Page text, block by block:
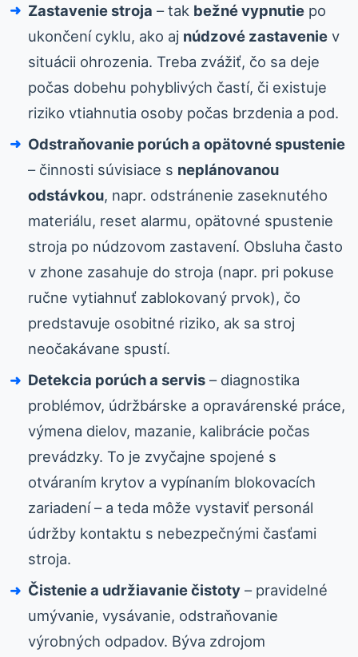
Zastavenie stroja – tak bežné vypnutie po
ukončení cyklu, ako aj núdzové zastavenie v
situácii ohrozenia. Treba zvážiť, čo sa deje
počas dobehu pohyblivých častí, či existuje
riziko vtiahnutia osoby počas brzdenia a pod.
Odstraňovanie porúch a opätovné spustenie
– činnosti súvisiace s neplánovanou
odstávkou, napr. odstránenie zaseknutého
materiálu, reset alarmu, opätovné spustenie
stroja po núdzovom zastavení. Obsluha často
v zhone zasahuje do stroja (napr. pri pokuse
ručne vytiahnuť zablokovaný prvok), čo
predstavuje osobitné riziko, ak sa stroj
neočakávane spustí.
Detekcia porúch a servis – diagnostika
problémov, údržbárske a opravárenské práce,
výmena dielov, mazanie, kalibrácie počas
prevádzky. To je zvyčajne spojené s
otváraním krytov a vypínaním blokovacích
zariadení – a teda môže vystaviť personál
údržby kontaktu s nebezpečnými časťami
stroja.
Čistenie a udržiavanie čistoty – pravidelné
umývanie, vysávanie, odstraňovanie
výrobných odpadov. Býva zdrojom